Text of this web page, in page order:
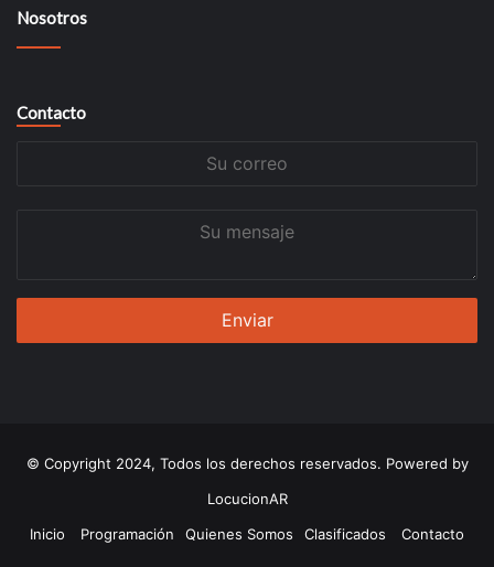
Nosotros
Contacto
© Copyright 2024, Todos los derechos reservados. Powered by
LocucionAR
Inicio
Programación Quienes Somos Clasificados Contacto